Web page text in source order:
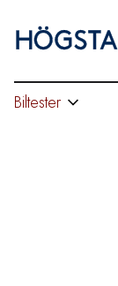
Biltester